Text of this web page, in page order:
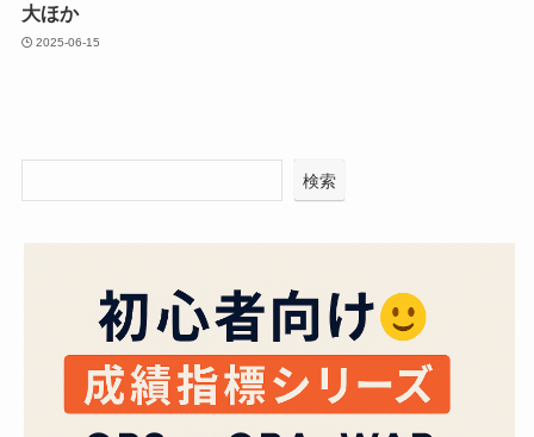
大ほか
2025-06-15
検索